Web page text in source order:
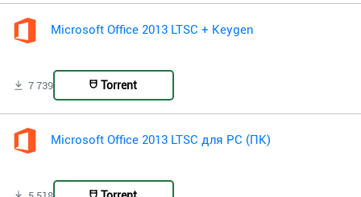
Microsoft Office 2013 LTSC + Keygen
7 739 Torrent
Microsoft Office 2013 LTSC для PC (ПК)